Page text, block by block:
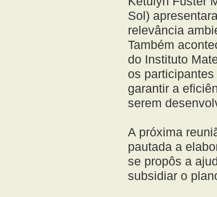
Sol)
relevância
Também
do Instituto
os
garantir a
serem
A próxima
pautada a
se propôs a
subsidiar o